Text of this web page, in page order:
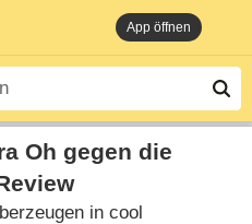
App öffnen
Oh gegen die
in cool